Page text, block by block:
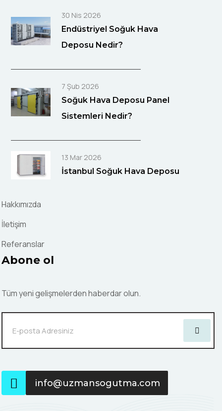
30 Nis 2026
Endüstriyel Soğuk Hava
Deposu Nedir?
7 Şub 2026
Soğuk Hava Deposu Panel
Sistemleri Nedir?
13 Mar 2026
İstanbul Soğuk Hava Deposu
Hakkımızda
İletişim
Referanslar
Abone ol
Tüm yeni gelişmelerden haberdar olun.
info@uzmansogutma.com